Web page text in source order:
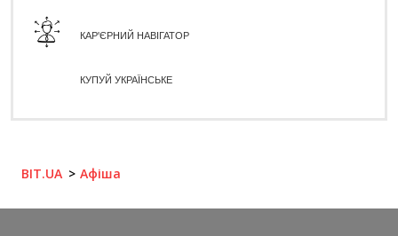
КАР'ЄРНИЙ НАВІГАТОР
КУПУЙ УКРАЇНСЬКЕ
BIT.UA Афіша